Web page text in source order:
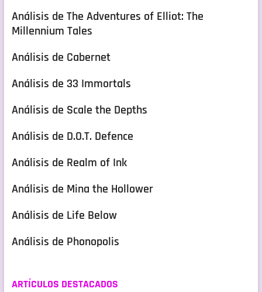
Análisis de The Adventures of Elliot: The
Millennium Tales
Análisis de Cabernet
Análisis de 33 Immortals
Análisis de Scale the Depths
Análisis de D.O.T. Defence
Análisis de Realm of Ink
Análisis de Mina the Hollower
Análisis de Life Below
Análisis de Phonopolis
ARTÍCULOS DESTACADOS